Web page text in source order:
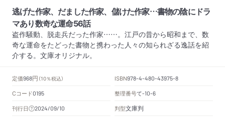
逃げた作家、だました作家、儲けた作家…書物の陰にドラ
マあり数奇な運命56話
盗作騒動、脱走兵だった作家……。江戸の昔から昭和まで、数
奇な運命をたどった書物と携わった人々の知られざる逸話を紹
介する。文庫オリジナル。
定価968円 （10％税込） ISBN978-4-480-43975-8
Cコード0195 整理番号て-10-6
刊行日 2024/09/10 判型文庫判